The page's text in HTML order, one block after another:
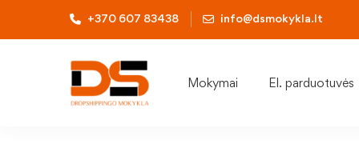
+370 607 83438 info@dsmokykla.lt
Mokymai El. parduotuvės